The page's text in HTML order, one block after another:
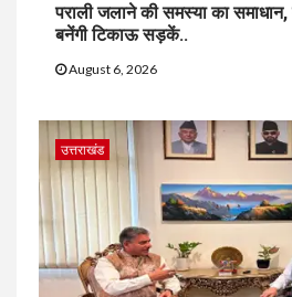
पराली जलाने की समस्या का
बनेंगी टिकाऊ सड़कें..
August 6, 2026
उत्तराखंड